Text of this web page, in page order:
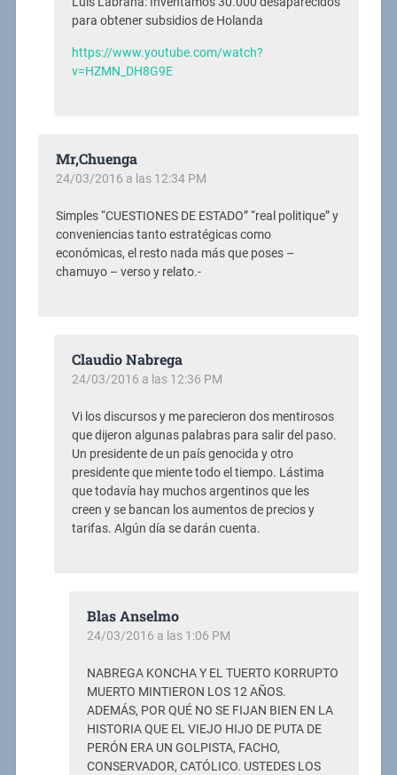
para obtener subsidios de Holanda
https://www.youtube.com/watch?
v=HZMN_DH8G9E
Mr,Chuenga
24/03/2016 a las 12:34 PM
Simples “CUESTIONES DE ESTADO” “real politique” y
conveniencias tanto estratégicas como
económicas, el resto nada más que poses –
chamuyo – verso y relato.-
Claudio Nabrega
24/03/2016 a las 12:36 PM
Vi los discursos y me parecieron dos mentirosos
que dijeron algunas palabras para salir del paso.
Un presidente de un país genocida y otro
presidente que miente todo el tiempo. Lástima
que todavía hay muchos argentinos que les
creen y se bancan los aumentos de precios y
tarifas. Algún día se darán cuenta.
Blas Anselmo
24/03/2016 a las 1:06 PM
NABREGA KONCHA Y EL TUERTO KORRUPTO
MUERTO MINTIERON LOS 12 AÑOS.
ADEMÁS, POR QUÉ NO SE FIJAN BIEN EN LA
HISTORIA QUE EL VIEJO HIJO DE PUTA DE
PERÓN ERA UN GOLPISTA, FACHO,
CONSERVADOR, CATÓLICO. USTEDES LOS